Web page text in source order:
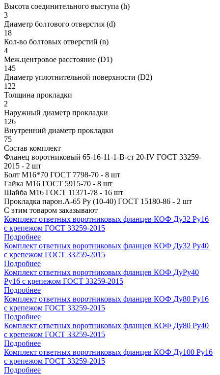
Высота соединительного выступа (h)
3
Диаметр болтового отверстия (d)
18
Кол-во болтовых отверстий (n)
4
Меж.центровое расстояние (D1)
145
Диаметр уплотнительной поверхности (D2)
122
Толщина прокладки
2
Наружный диаметр прокладки
126
Внутренний диаметр прокладки
75
Состав комплект
Фланец воротниковый 65-16-11-1-B-ст 20-IV ГОСТ 33259-
2015 - 2 шт
Болт М16*70 ГОСТ 7798-70 - 8 шт
Гайка М16 ГОСТ 5915-70 - 8 шт
Шайба М16 ГОСТ 11371-78 - 16 шт
Прокладка парон.А-65 Ру (10-40) ГОСТ 15180-86 - 2 шт
С этим товаром заказывают
Комплект ответных воротниковых фланцев КОФ Ду32 Ру16
с крепежом ГОСТ 33259-2015
Подробнее
Комплект ответных воротниковых фланцев КОФ Ду32 Ру40
с крепежом ГОСТ 33259-2015
Подробнее
Комплект ответных воротниковых фланцев КОФ ДуРу40
Ру16 с крепежом ГОСТ 33259-2015
Подробнее
Комплект ответных воротниковых фланцев КОФ Ду80 Ру16
с крепежом ГОСТ 33259-2015
Подробнее
Комплект ответных воротниковых фланцев КОФ Ду80 Ру40
с крепежом ГОСТ 33259-2015
Подробнее
Комплект ответных воротниковых фланцев КОФ Ду100 Ру16
с крепежом ГОСТ 33259-2015
Подробнее